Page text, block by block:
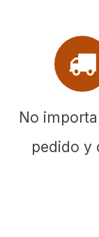
No
pedido y